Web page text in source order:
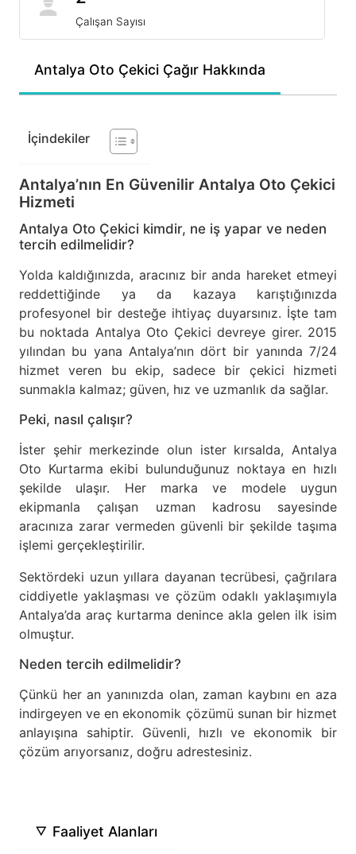
Antalya Oto Çekici Çağır Hakkında
İçindekiler
Antalya’nın En Güvenilir Antalya Oto Çekici
Hizmeti
Antalya Oto Çekici kimdir, ne iş yapar ve neden
tercih edilmelidir?
Yolda kaldığınızda, aracınız bir anda hareket etmeyi
reddettiğinde ya da kazaya karıştığınızda
profesyonel bir desteğe ihtiyaç duyarsınız. İşte tam
bu noktada Antalya Oto Çekici devreye girer. 2015
yılından bu yana Antalya’nın dört bir yanında 7/24
hizmet veren bu ekip, sadece bir çekici hizmeti
sunmakla kalmaz; güven, hız ve uzmanlık da sağlar.
Peki, nasıl çalışır?
İster şehir merkezinde olun ister kırsalda, Antalya
Oto Kurtarma ekibi bulunduğunuz noktaya en hızlı
şekilde ulaşır. Her marka ve modele uygun
ekipmanla çalışan uzman kadrosu sayesinde
aracınıza zarar vermeden güvenli bir şekilde taşıma
işlemi gerçekleştirilir.
Sektördeki uzun yıllara dayanan tecrübesi, çağrılara
ciddiyetle yaklaşması ve çözüm odaklı yaklaşımıyla
Antalya’da araç kurtarma denince akla gelen ilk isim
olmuştur.
Neden tercih edilmelidir?
Çünkü her an yanınızda olan, zaman kaybını en aza
indirgeyen ve en ekonomik çözümü sunan bir hizmet
anlayışına sahiptir. Güvenli, hızlı ve ekonomik bir
çözüm arıyorsanız, doğru adrestesiniz.
Faaliyet Alanları
Çalışan Sayısı